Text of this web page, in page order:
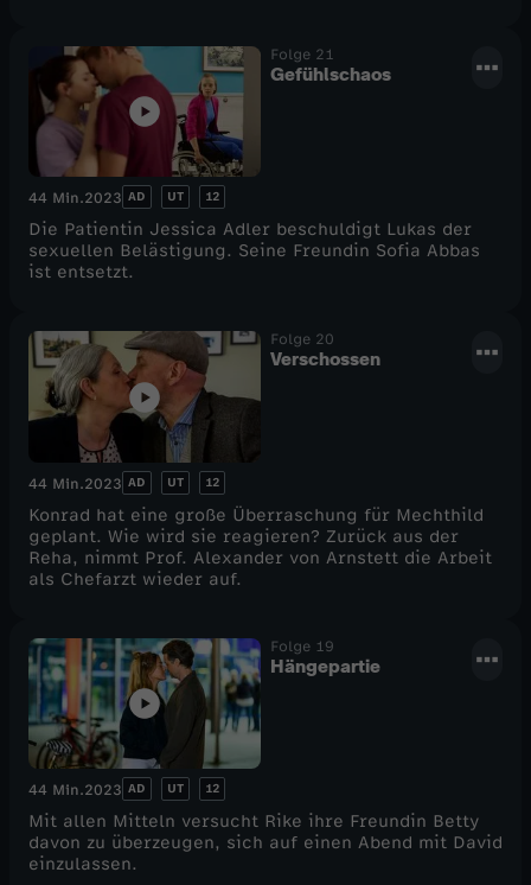
Folge 21
Gefühlschaos
44 Min.2023 AD UT 12
Die Patientin Jessica Adler beschuldigt Lukas der
sexuellen Belästigung. Seine Freundin Sofia Abbas
ist entsetzt.
Folge 20
Verschossen
44 Min.2023 AD UT 12
Konrad hat eine große Überraschung für Mechthild
geplant. Wie wird sie reagieren? Zurück aus der
Reha, nimmt Prof. Alexander von Arnstett die Arbeit
als Chefarzt wieder auf.
Folge 19
Hängepartie
44 Min.2023 AD UT 12
Mit allen Mitteln versucht Rike ihre Freundin Betty
davon zu überzeugen, sich auf einen Abend mit David
einzulassen.